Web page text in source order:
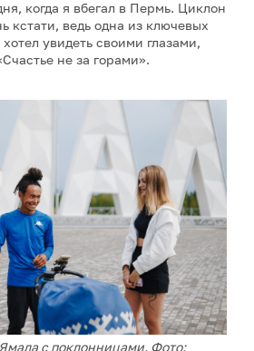
когда я вбегал в Пермь. Циклон
кстати, ведь одна из ключевых
увидеть своими глазами,
не за горами».
с поклонницами. Фото: